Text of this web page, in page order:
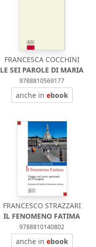
FRANCESCA COCCHINI
LE SEI PAROLE DI MARIA
9788810569177
anche in ebook
FRANCESCO STRAZZARI
IL FENOMENO FATIMA
9788810140802
anche in ebook